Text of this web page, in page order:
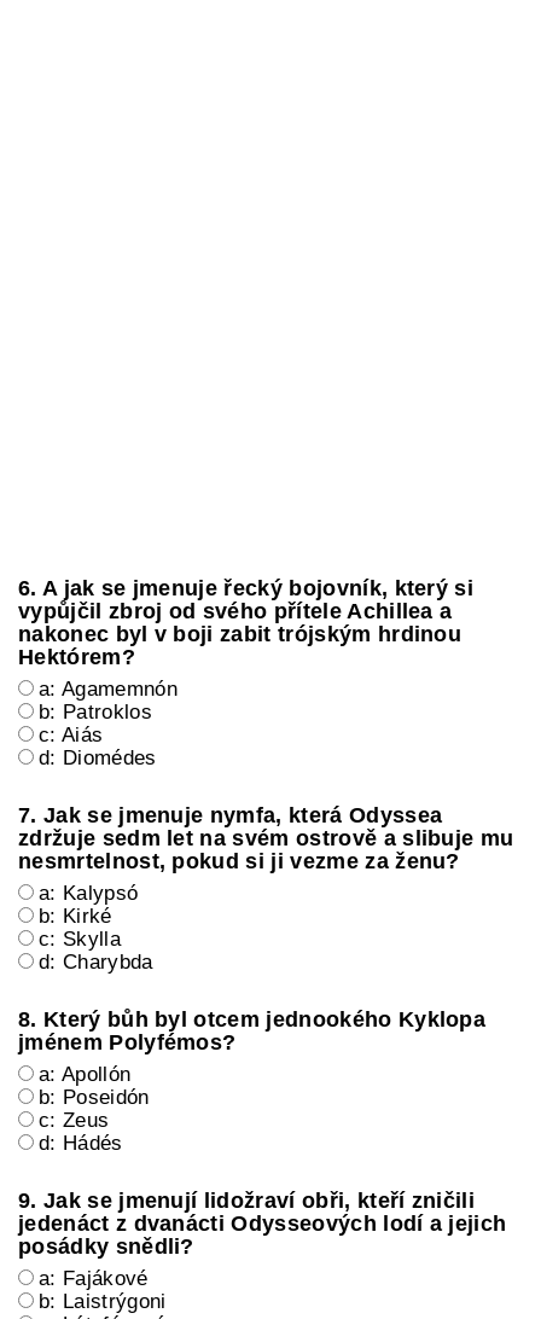
6. A jak se jmenuje řecký bojovník, který si
vypůjčil zbroj od svého přítele Achillea a
nakonec byl v boji zabit trójským hrdinou
Hektórem?
a: Agamemnón
b: Patroklos
c: Aiás
d: Diomédes
7. Jak se jmenuje nymfa, která Odyssea
zdržuje sedm let na svém ostrově a slibuje mu
nesmrtelnost, pokud si ji vezme za ženu?
a: Kalypsó
b: Kirké
c: Skylla
d: Charybda
8. Který bůh byl otcem jednookého Kyklopa
jménem Polyfémos?
a: Apollón
b: Poseidón
c: Zeus
d: Hádés
9. Jak se jmenují lidožraví obři, kteří zničili
jedenáct z dvanácti Odysseových lodí a jejich
posádky snědli?
a: Fajákové
b: Laistrýgoni